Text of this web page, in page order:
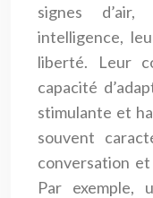
signes
intelligence,
liberté. Leur
capacité
stimulante et
souvent
conversation et
Par exemple,